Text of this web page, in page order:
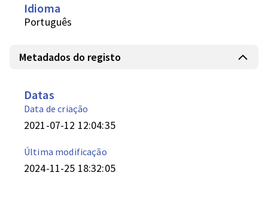
Idioma
Português
Metadados do registo
Datas
Data de criação
2021-07-12 12:04:35
Última modificação
2024-11-25 18:32:05